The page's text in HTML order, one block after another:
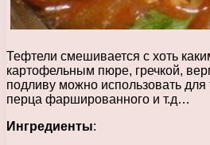
Тефтели смешивается с хоть
картофельным пюре, гречкой,
подливу можно использовать для
перца фаршированного и т.д…
Ингредиенты: